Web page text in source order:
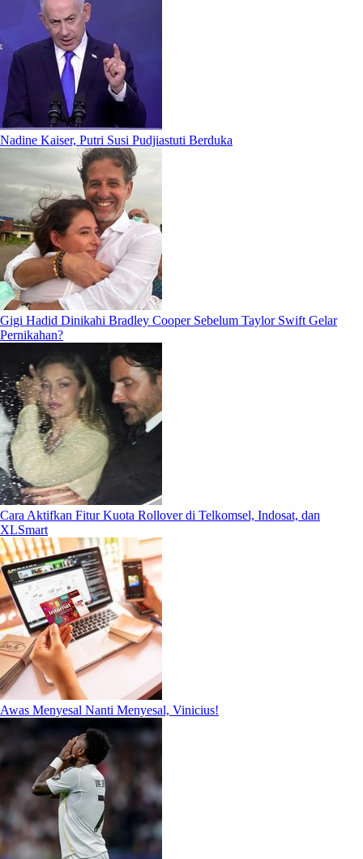
Nadine Kaiser, Putri Susi Pudjiastuti Berduka
Gigi Hadid Dinikahi Bradley Cooper Sebelum Taylor Swift Gelar
Pernikahan?
Cara Aktifkan Fitur Kuota Rollover di Telkomsel, Indosat, dan
XLSmart
Awas Menyesal Nanti Menyesal, Vinicius!